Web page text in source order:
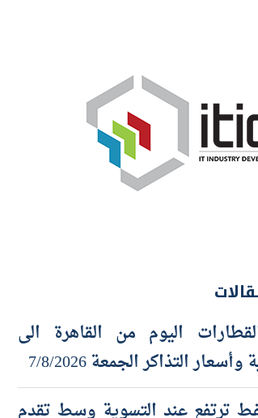
التذاكر الجمعة 7/8/2026
ترتفع عند التسوية وسط تقدم